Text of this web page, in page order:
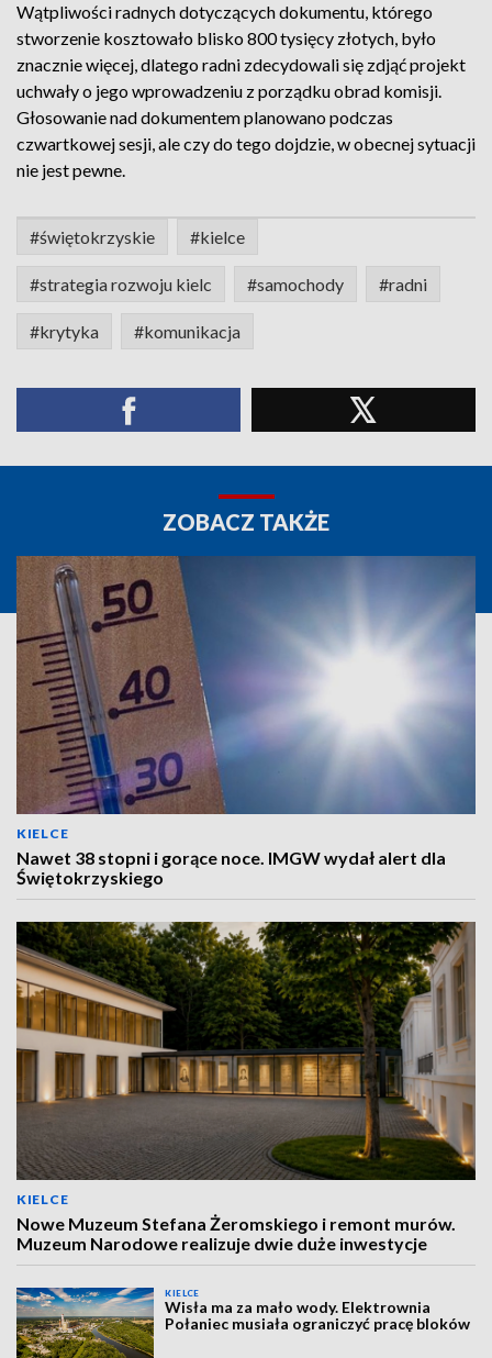
Wątpliwości radnych dotyczących dokumentu, którego
stworzenie kosztowało blisko 800 tysięcy złotych, było
znacznie więcej, dlatego radni zdecydowali się zdjąć projekt
uchwały o jego wprowadzeniu z porządku obrad komisji.
Głosowanie nad dokumentem planowano podczas
czwartkowej sesji, ale czy do tego dojdzie, w obecnej sytuacji
nie jest pewne.
#świętokrzyskie #kielce
#strategia rozwoju kielc #samochody #radni
#krytyka #komunikacja
ZOBACZ TAKŻE
KIELCE
Nawet 38 stopni i gorące noce. IMGW wydał alert dla
Świętokrzyskiego
KIELCE
Nowe Muzeum Stefana Żeromskiego i remont murów.
Muzeum Narodowe realizuje dwie duże inwestycje
KIELCE
Wisła ma za mało wody. Elektrownia
Połaniec musiała ograniczyć pracę bloków